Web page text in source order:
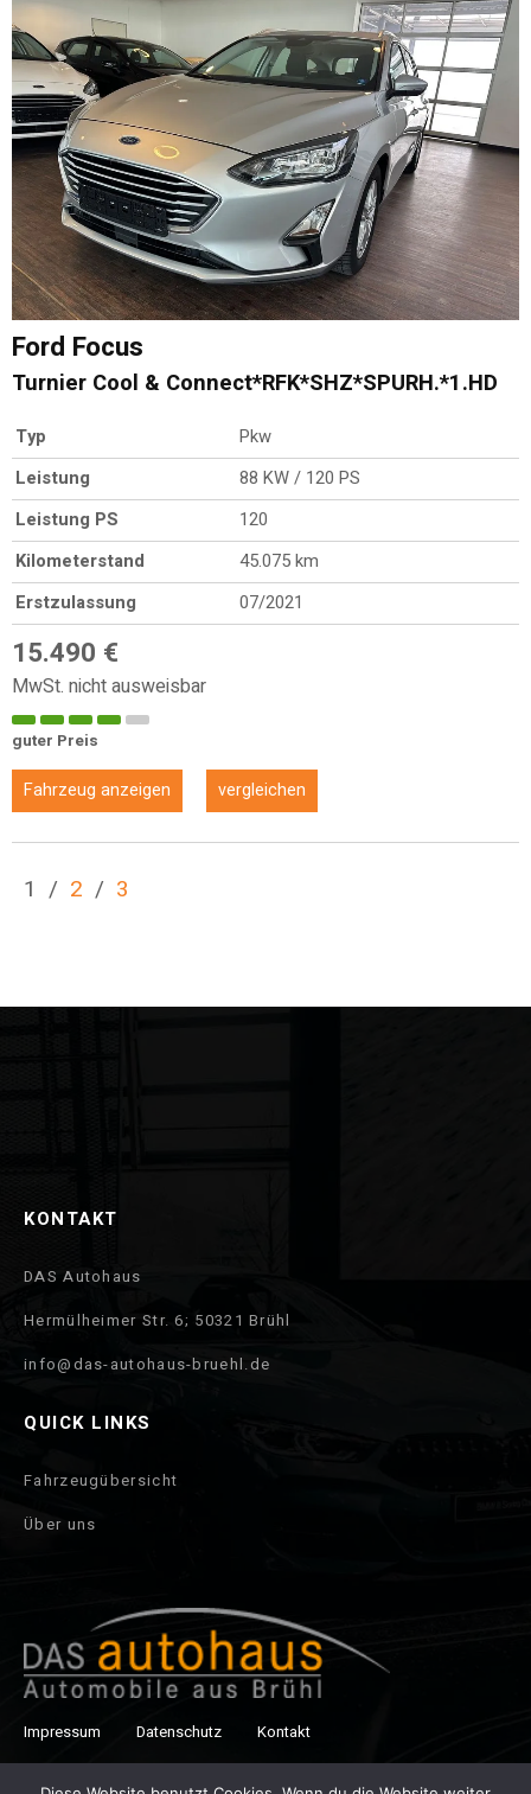
Ford Focus
Turnier Cool & Connect*RFK*SHZ*SPURH.*1.HD
Typ
Pkw
Leistung
88 KW / 120 PS
Leistung PS
120
Kilometerstand
45.075 km
Erstzulassung
07/2021
15.490 €
MwSt. nicht ausweisbar
guter Preis
Fahrzeug anzeigen vergleichen
1 / 2 / 3
KONTAKT
DAS Autohaus
Hermülheimer Str. 6; 50321 Brühl
info@das-autohaus-bruehl.de
QUICK LINKS
Fahrzeugübersicht
Über uns
Impressum Datenschutz Kontakt
Copyright © 2021 Autohaus Brühl. All right reserved.